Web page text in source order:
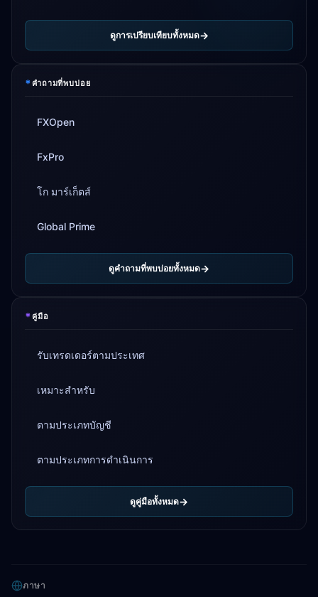
ดูการเปรียบเทียบทั้งหมด
*คำถามที่พบบ่อย
FXOpen
FxPro
โก มาร์เก็ตส์
Global Prime
ดูคำถามที่พบบ่อยทั้งหมด
*คู่มือ
รับเทรดเดอร์ตามประเทศ
เหมาะสำหรับ
ตามประเภทบัญชี
ตามประเภทการดำเนินการ
ดูคู่มือทั้งหมด
ภาษา